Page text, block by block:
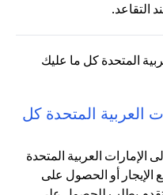
التقاعد.
العربية المتحدة كل
الإمارات العربية المتحدة
أو الحصول على